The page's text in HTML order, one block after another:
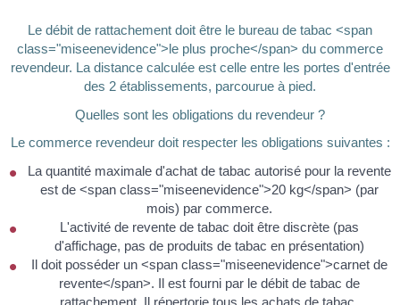
Le débit de rattachement doit être le bureau de tabac <span
class="miseenevidence">le plus proche</span> du commerce
revendeur. La distance calculée est celle entre les portes d'entrée
des 2 établissements, parcourue à pied.
Quelles sont les obligations du revendeur ?
Le commerce revendeur doit respecter les obligations suivantes :
La quantité maximale d'achat de tabac autorisé pour la revente
est de <span class="miseenevidence">20 kg</span> (par
mois) par commerce.
L'activité de revente de tabac doit être discrète (pas
d'affichage, pas de produits de tabac en présentation)
Il doit posséder un <span class="miseenevidence">carnet de
revente</span>. Il est fourni par le débit de tabac de
rattachement. Il répertorie tous les achats de tabac.